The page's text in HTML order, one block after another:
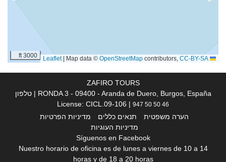
מסאג
מזון ומשקאות
מסעדת א־לה־קארט
3000 ft | Map data © OpenStreetMap contributors, CC-BY-SA
ZAFIRO TOURS
RONDA 3 - 09400 - Aranda de Duero, Burgos, España | טלפון
947 50 50 46
| License: CICL.09-106
הערה משפטית
תנאים כללים
מדיניות הפרטיות
מדיניות העוגיות
Síguenos en Facebook
Nuestro horario de oficina es de lunes a viernes de 10 a 14
horas y de 18 a 20 horas